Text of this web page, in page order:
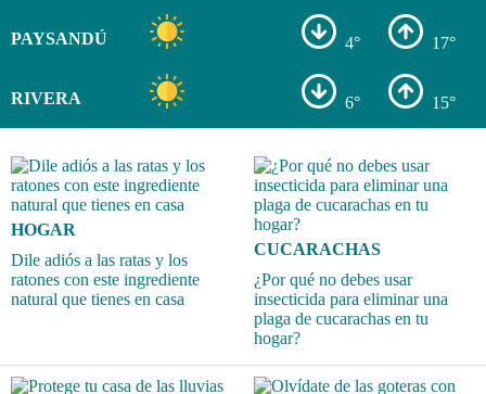
PAYSANDÚ 4° 17°
RIVERA 6° 15°
HOGAR
Dile adiós a las ratas y los
ratones con este ingrediente
natural que tienes en casa
CUCARACHAS
¿Por qué no debes usar
insecticida para eliminar una
plaga de cucarachas en tu
hogar?